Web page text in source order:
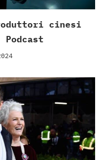
cinesi